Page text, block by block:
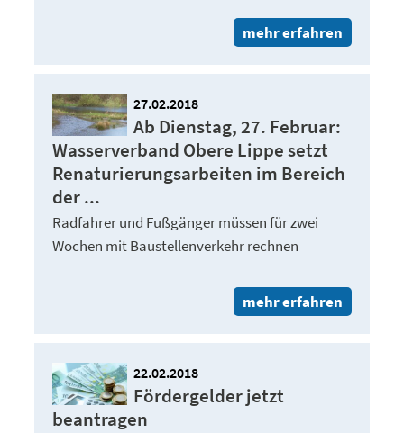
mehr erfahren
27.02.2018
Ab Dienstag, 27. Februar:
Wasserverband Obere Lippe setzt
Renaturierungsarbeiten im Bereich
der ...
Radfahrer und Fußgänger müssen für zwei
Wochen mit Baustellenverkehr rechnen
mehr erfahren
22.02.2018
Fördergelder jetzt
beantragen